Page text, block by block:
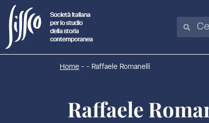
Home - - Raffaele Romanelli
Raffaele